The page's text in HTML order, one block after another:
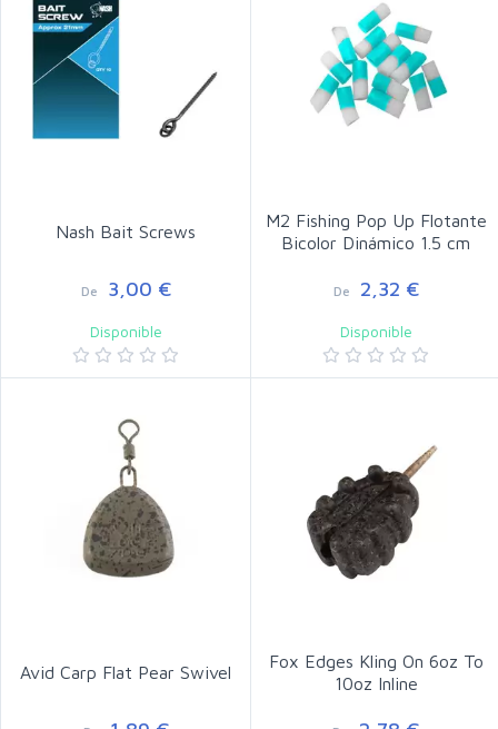
Nash Bait Screws
De 3,00 €
Disponible
M2 Fishing Pop Up Flotante
Bicolor Dinámico 1.5 cm
De 2,32 €
Disponible
Avid Carp Flat Pear Swivel
Fox Edges Kling On 6oz To
10oz Inline